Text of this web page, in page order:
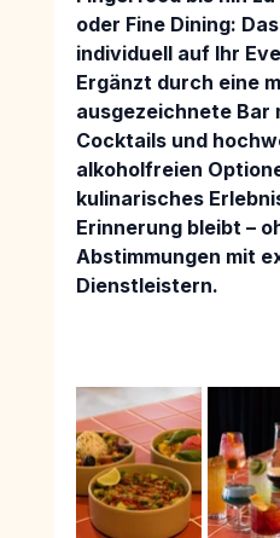
oder Fine Dining:
individuell auf Ihr
Ergänzt durch eine
ausgezeichnete Bar
Cocktails und
alkoholfreien
kulinarisches
Erinnerung bleibt –
Abstimmungen mit
Dienstleistern.